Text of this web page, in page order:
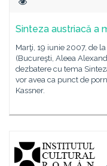
Sinteza austriacă a
Marţi, 19 iunie 2007, de
(Bucureşti, Aleea
dezbatere cu tema
vor avea ca punct de
Kassner.